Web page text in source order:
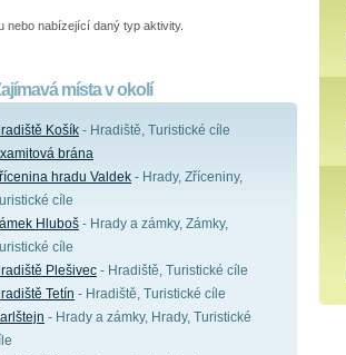
nebo nabízející daný typ aktivity.
místa v okolí
Košík - Hradiště, Turistické cíle
brána
hradu Valdek - Hrady, Zříceniny,
cíle
Hluboš - Hrady a zámky, Zámky,
cíle
Plešivec - Hradiště, Turistické cíle
Tetín - Hradiště, Turistické cíle
- Hrady a zámky, Hrady, Turistické